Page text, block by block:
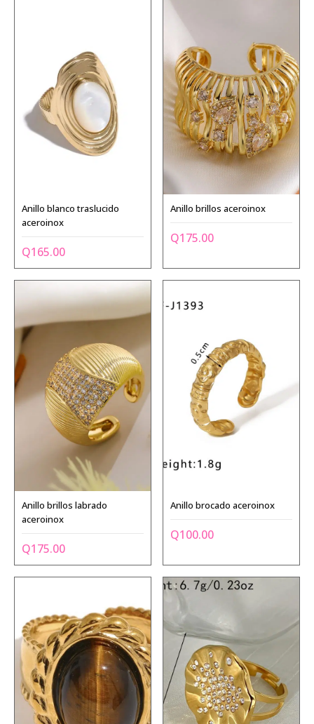
Anillo blanco traslucido
aceroinox
Q165.00
Anillo brillos aceroinox
Q175.00
Anillo brillos labrado
aceroinox
Q175.00
Anillo brocado aceroinox
Q100.00